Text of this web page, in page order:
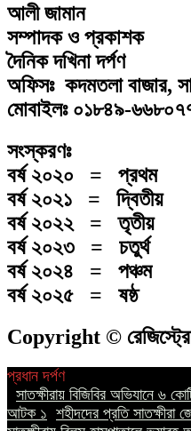
আলী জামান
সম্পাদক ও প্রকাশক
দৈনিক দখিনা দর্পণ
অফিসঃ কদমতলা বাজার,
মোবাইলঃ ০১৮৪৯-
সংস্করণঃ
বর্ষ ২০২০ = প্রথম
বর্ষ ২০২১ = দ্বিতীয়
বর্ষ ২০২২ = তৃতীয়
বর্ষ ২০২৩ = চতুর্থ
বর্ষ ২০২৪ = পঞ্চম
বর্ষ ২০২৫ = ষষ্ঠ
Copyright ©
প্রধান দর্পণ
সাতক্ষীরায় বিজিবির অভিযানে ৬
আটক ১ শহীদদের প্রতি সাতক্ষীরা